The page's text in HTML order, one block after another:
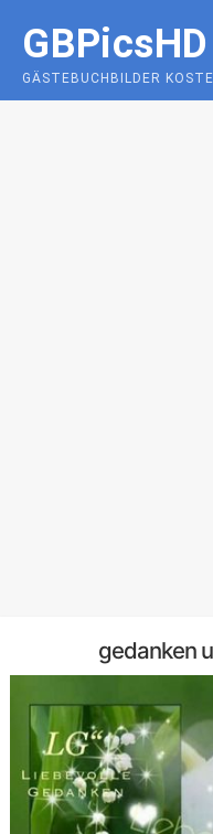
content
GBPicsHD
GÄSTEBUCHBILDER
gedanken